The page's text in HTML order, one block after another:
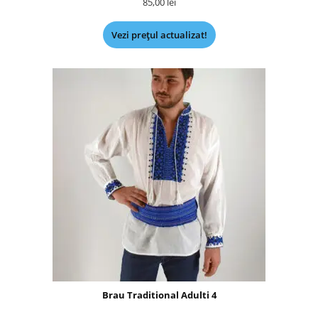
Vezi prețul actualizat!
Brau Traditional Adulti 4